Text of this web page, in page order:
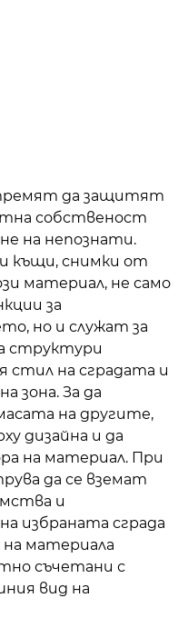
да защитят
собственост
на непознати.
къщи, снимки от
материал, не само
за
но и служат за
структури
стил на сградата и
зона. За да
на другите,
дизайна и да
на материал. При
да се вземат
и
избраната сграда
материала
съчетани с
вид на